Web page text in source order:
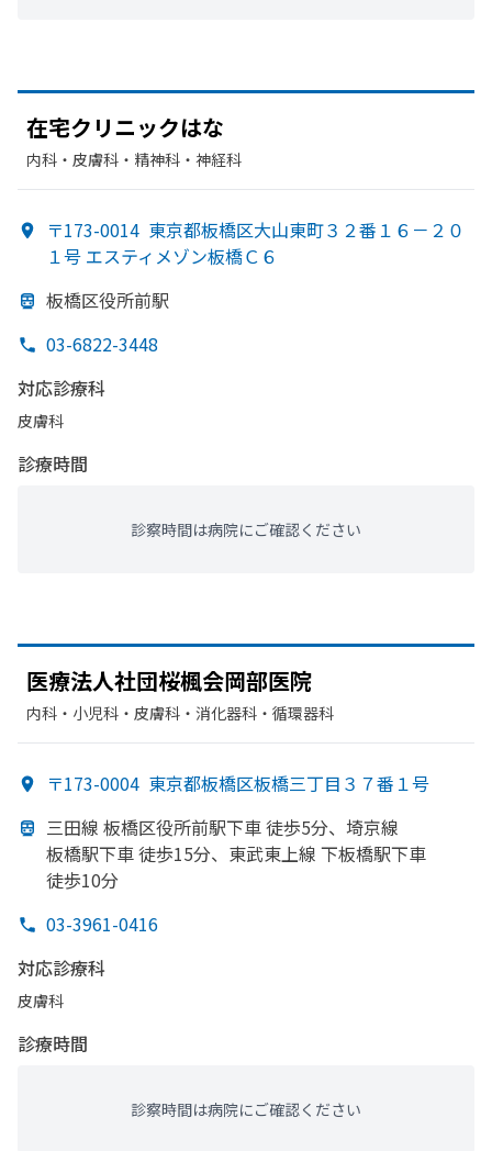
在宅クリニックはな
内科・​皮膚科・​精神科・神経科
〒173-0014 東京都板橋区大山東町３２番１６－２０
１号 エスティメゾン板橋Ｃ６
板橋区役所前駅
03-6822-3448
対応診療科
皮膚科
診療時間
診察時間は病院にご確認ください
医療法人社団桜楓会岡部医院
内科・​小児科・​皮膚科・​消化器科・​循環器科
〒173-0004 東京都板橋区板橋三丁目３７番１号
三田線 板橋区役所前駅下車 徒歩5分、 埼京線
板橋駅下車 徒歩15分、 東武東上線 下板橋駅下車
徒歩10分
03-3961-0416
対応診療科
皮膚科
診療時間
診察時間は病院にご確認ください